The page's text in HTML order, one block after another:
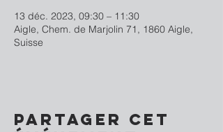
13 déc. 2023, 09:30 – 11:30
Aigle, Chem. de Marjolin 71, 1860 Aigle,
Suisse
Partager cet